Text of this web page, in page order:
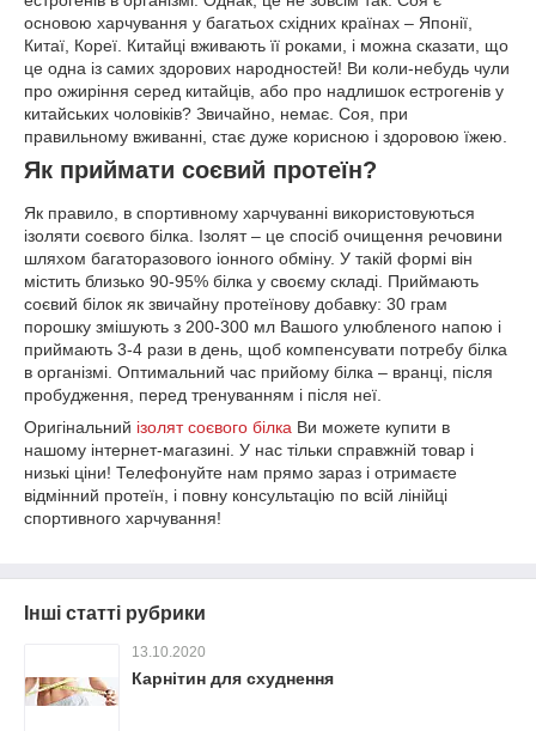
основою харчування у багатьох східних країнах – Японії,
Китаї, Кореї. Китайці вживають її роками, і можна сказати, що
це одна із самих здорових народностей! Ви коли-небудь чули
про ожиріння серед китайців, або про надлишок естрогенів у
китайських чоловіків? Звичайно, немає. Соя, при
правильному вживанні, стає дуже корисною і здоровою їжею.
Як приймати соєвий протеїн?
Як правило, в спортивному харчуванні використовуються
ізоляти соєвого білка. Ізолят – це спосіб очищення речовини
шляхом багаторазового іонного обміну. У такій формі він
містить близько 90-95% білка у своєму складі. Приймають
соєвий білок як звичайну протеїнову добавку: 30 грам
порошку змішують з 200-300 мл Вашого улюбленого напою і
приймають 3-4 рази в день, щоб компенсувати потребу білка
в організмі. Оптимальний час прийому білка – вранці, після
пробудження, перед тренуванням і після неї.
Оригінальний ізолят соєвого білка Ви можете купити в
нашому інтернет-магазині. У нас тільки справжній товар і
низькі ціни! Телефонуйте нам прямо зараз і отримаєте
відмінний протеїн, і повну консультацію по всій лінійці
спортивного харчування!
Інші статті рубрики
13.10.2020
Карнітин для схуднення